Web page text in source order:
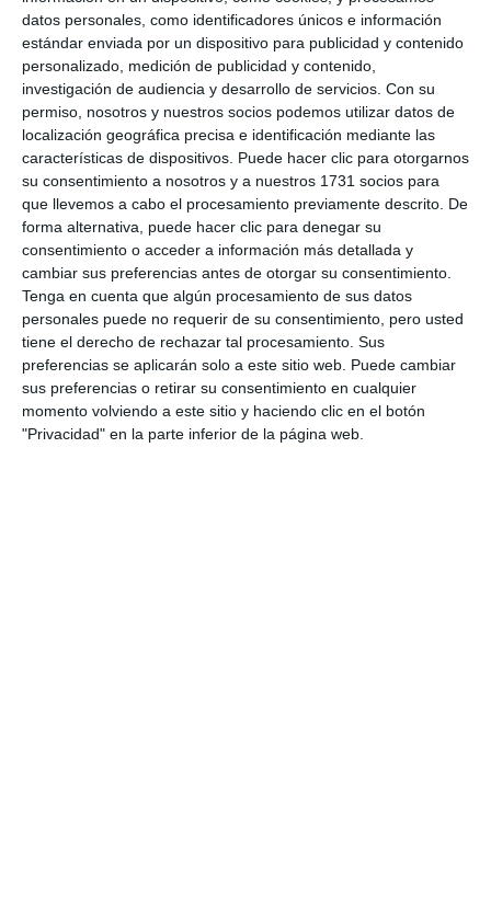
datos personales, como identificadores únicos e información
estándar enviada por un dispositivo para publicidad y contenido
personalizado, medición de publicidad y contenido,
investigación de audiencia y desarrollo de servicios. Con su
permiso, nosotros y nuestros socios podemos utilizar datos de
localización geográfica precisa e identificación mediante las
características de dispositivos. Puede hacer clic para otorgarnos
su consentimiento a nosotros y a nuestros 1731 socios para
que llevemos a cabo el procesamiento previamente descrito. De
forma alternativa, puede hacer clic para denegar su
consentimiento o acceder a información más detallada y
cambiar sus preferencias antes de otorgar su consentimiento.
Tenga en cuenta que algún procesamiento de sus datos
personales puede no requerir de su consentimiento, pero usted
tiene el derecho de rechazar tal procesamiento. Sus
preferencias se aplicarán solo a este sitio web. Puede cambiar
sus preferencias o retirar su consentimiento en cualquier
momento volviendo a este sitio y haciendo clic en el botón
"Privacidad" en la parte inferior de la página web.
Comparte esta noticia desde el siguiente enlace:
https://mijascom.com/?a=38739
FOOTGOLF MIJAS TORNEO FERIA LA CALA